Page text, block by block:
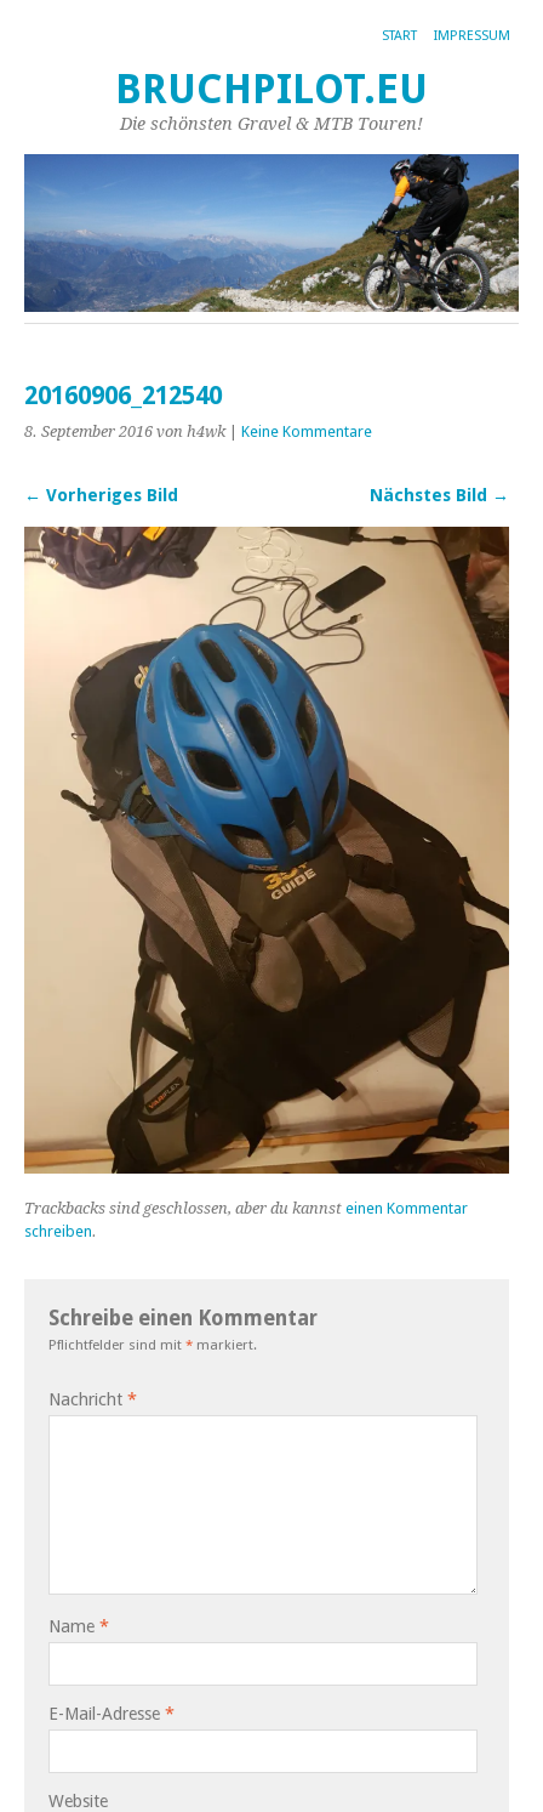
START IMPRESSUM
BRUCHPILOT.EU
Die schönsten Gravel & MTB Touren!
20160906_212540
8. September 2016 von h4wk| Keine Kommentare
← Vorheriges Bild Nächstes Bild →
Trackbacks sind geschlossen, aber du kannst einen Kommentar
schreiben.
Schreibe einen Kommentar
Pflichtfelder sind mit * markiert.
Nachricht *
Name *
E-Mail-Adresse *
Website